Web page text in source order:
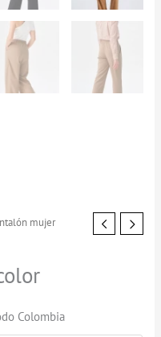
mujer
Colombia